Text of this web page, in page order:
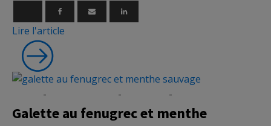
Lire l'article
- - -
Galette au fenugrec et menthe